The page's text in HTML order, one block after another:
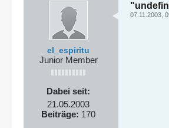
el_espiritu
Junior Member
Dabei seit:
21.05.2003
Beiträge: 170
07.11.2003,